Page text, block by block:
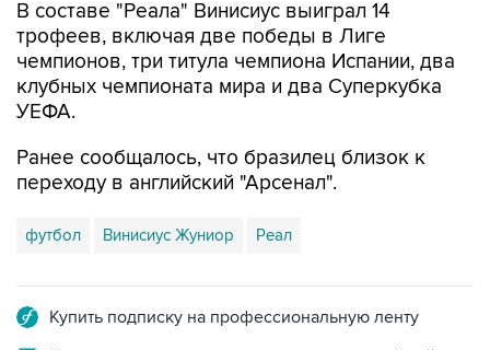
В составе "Реала" Винисиус выиграл 14
трофеев, включая две победы в Лиге
чемпионов, три титула чемпиона Испании, два
клубных чемпионата мира и два Суперкубка
УЕФА.
Ранее сообщалось, что бразилец близок к
переходу в английский "Арсенал".
футбол Винисиус Жуниор Реал
Купить подписку на профессиональную ленту